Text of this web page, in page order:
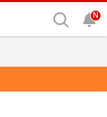
N